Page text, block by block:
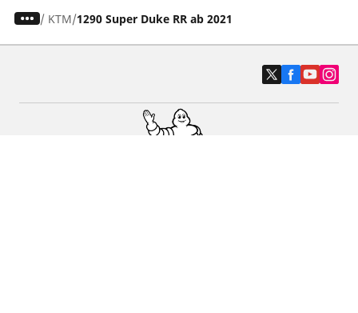
/ KTM 1290 Super Duke RR ab 2021